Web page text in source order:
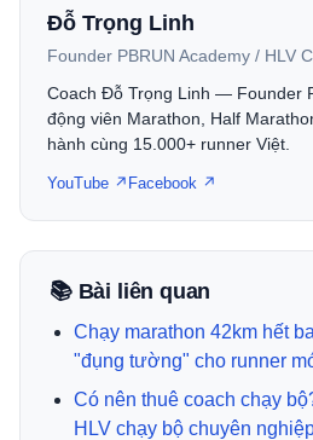
Đỗ Trọng Linh
Founder PBRUN Academy / HLV
Coach Đỗ Trọng Linh — Founder
động viên Marathon, Half
hành cùng 15.000+ runner Việt.
YouTube ↗ Facebook ↗
📚 Bài liên quan
Chạy marathon 42km hết
"đụng tường" cho runner
Có nên thuê coach chạy
HLV chạy bộ chuyên